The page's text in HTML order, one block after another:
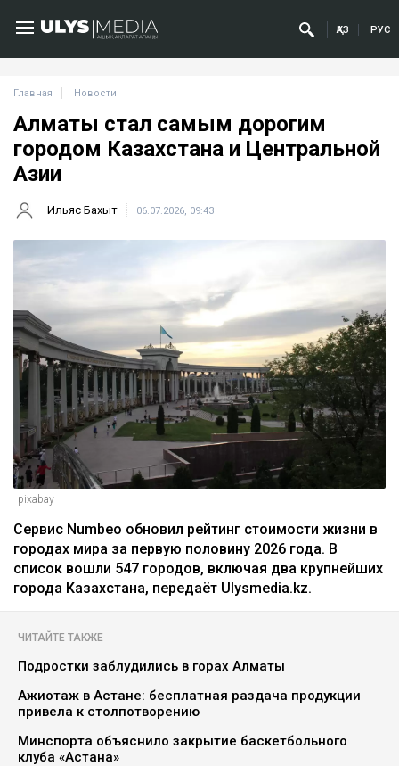
ҚАЗ РУС
Главная Новости
Алматы стал самым дорогим
городом Казахстана и Центральной
Азии
Ильяс Бахыт 06.07.2026, 09:43
pixabay
Сервис Numbeo обновил рейтинг стоимости жизни в
городах мира за первую половину 2026 года. В
список вошли 547 городов, включая два крупнейших
города Казахстана, передаёт Ulysmedia.kz.
ЧИТАЙТЕ ТАКЖЕ
Подростки заблудились в горах Алматы
Ажиотаж в Астане: бесплатная раздача продукции
привела к столпотворению
Минспорта объяснило закрытие баскетбольного
клуба «Астана»